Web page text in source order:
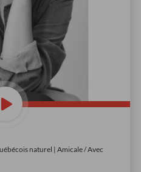
naturel | Amicale / Avec